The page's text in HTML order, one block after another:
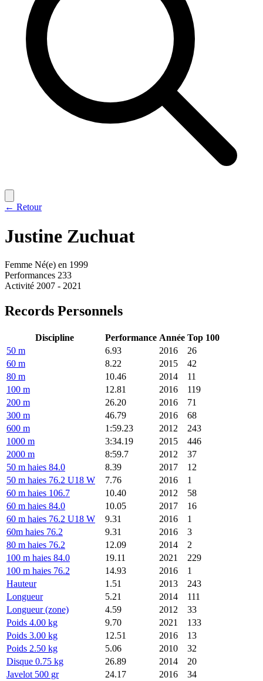
← Retour
Justine Zuchuat
Femme Né(e) en 1999
Performances 233
Activité 2007 - 2021
Records Personnels
Discipline Performance Année Top 100
50 m
6.93 2016
26
60 m
8.22 2015
42
80 m
10.46 2014
11
100 m
12.81 2016
119
200 m
26.20 2016
71
300 m
46.79 2016
68
600 m
1:59.23 2012
243
1000 m
3:34.19 2015
446
2000 m
8:59.7 2012
37
50 m haies 84.0
8.39 2017
12
50 m haies 76.2 U18 W
7.76 2016
1
60 m haies 106.7
10.40 2012
58
60 m haies 84.0
10.05 2017
16
60 m haies 76.2 U18 W
9.31 2016
1
60m haies 76.2
9.31 2016
3
80 m haies 76.2
12.09 2014
2
100 m haies 84.0
19.11 2021
229
100 m haies 76.2
14.93 2016
1
Hauteur
1.51 2013
243
Longueur
5.21 2014
111
Longueur (zone)
4.59 2012
33
Poids 4.00 kg
9.70 2021
133
Poids 3.00 kg
12.51 2016
13
Poids 2.50 kg
5.06 2010
32
Disque 0.75 kg
26.89 2014
20
Javelot 500 gr
24.17 2016
34